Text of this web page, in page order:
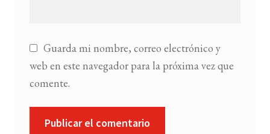
Guarda mi nombre, correo electrónico y
web en este navegador para la próxima vez que
comente.